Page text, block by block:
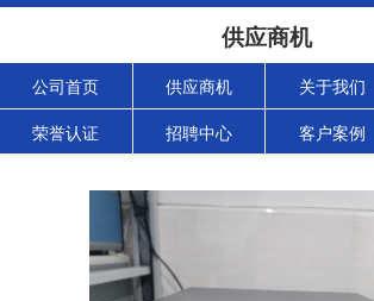
供应商机
公司首页 供应商机 关于我们
荣誉认证 招聘中心 客户案例